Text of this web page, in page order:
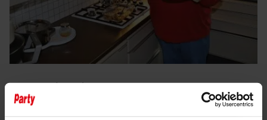
30 december 2025
TONNY EYK: ‘EET OP 1 JANUARI